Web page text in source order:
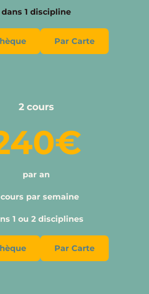
dans 1 discipline
Par Carte
2 cours
par an
par semaine
1 ou 2 disciplines
Par Carte